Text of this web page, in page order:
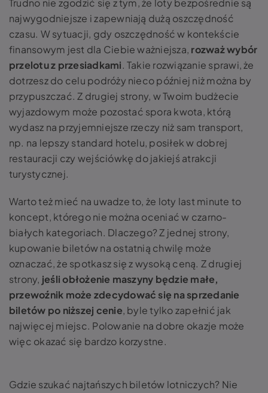
Trudno nie zgodzić się z tym, że loty bezpośrednie są
najwygodniejsze i zapewniają dużą oszczędność
czasu. W sytuacji, gdy oszczędność w kontekście
finansowym jest dla Ciebie ważniejsza, rozważ wybór
przelotu z przesiadkami. Takie rozwiązanie sprawi, że
dotrzesz do celu podróży nieco później niż można by
przypuszczać. Z drugiej strony, w Twoim budżecie
wyjazdowym może pozostać spora kwota, którą
wydasz na przyjemniejsze rzeczy niż sam transport,
np. na lepszy standard hotelu, posiłek w dobrej
restauracji czy wejściówkę do jakiejś atrakcji
turystycznej.
Warto też mieć na uwadze to, że loty last minute to
koncept, którego nie można oceniać w czarno-
białych kategoriach. Dlaczego? Z jednej strony,
kupowanie biletów na ostatnią chwilę może
oznaczać, że spotkasz się z wysoką ceną. Z drugiej
strony, jeśli obłożenie maszyny będzie małe,
przewoźnik może zdecydować się na sprzedanie
biletów po niższej cenie, byle tylko zapełnić jak
najwięcej miejsc. Polowanie na dobre okazje może
więc okazać się bardzo korzystne.
Gdzie szukać najtańszych biletów lotniczych? Nie